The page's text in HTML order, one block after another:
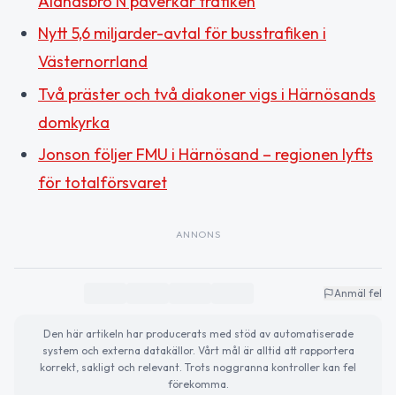
Nytt 5,6 miljarder-avtal för busstrafiken i
Västernorrland
Två präster och två diakoner vigs i Härnösands
domkyrka
Jonson följer FMU i Härnösand – regionen lyfts
för totalförsvaret
ANNONS
Anmäl fel
Den här artikeln har producerats med stöd av automatiserade
system och externa datakällor. Vårt mål är alltid att rapportera
korrekt, sakligt och relevant. Trots noggranna kontroller kan fel
förekomma.